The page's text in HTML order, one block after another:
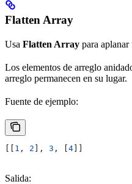
Flatten Array
Usa Flatten Array para
Los elementos de arreglo
arreglo permanecen en su lugar.
Fuente de ejemplo:
1 , 2 ], 3 , [ 4
Salida: